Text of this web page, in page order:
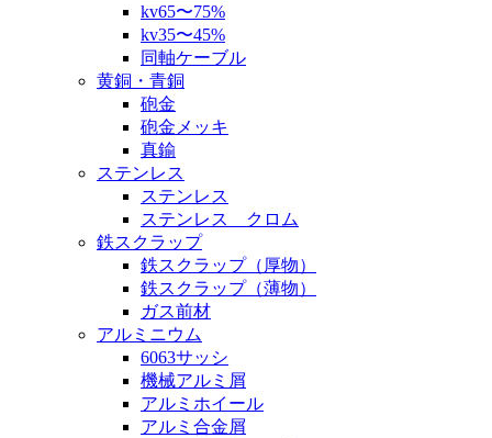
kv65〜75%
kv35〜45%
同軸ケーブル
黄銅・青銅
砲金
砲金メッキ
真鍮
ステンレス
ステンレス
ステンレス クロム
鉄スクラップ
鉄スクラップ（厚物）
鉄スクラップ（薄物）
ガス前材
アルミニウム
6063サッシ
機械アルミ屑
アルミホイール
アルミ合金屑